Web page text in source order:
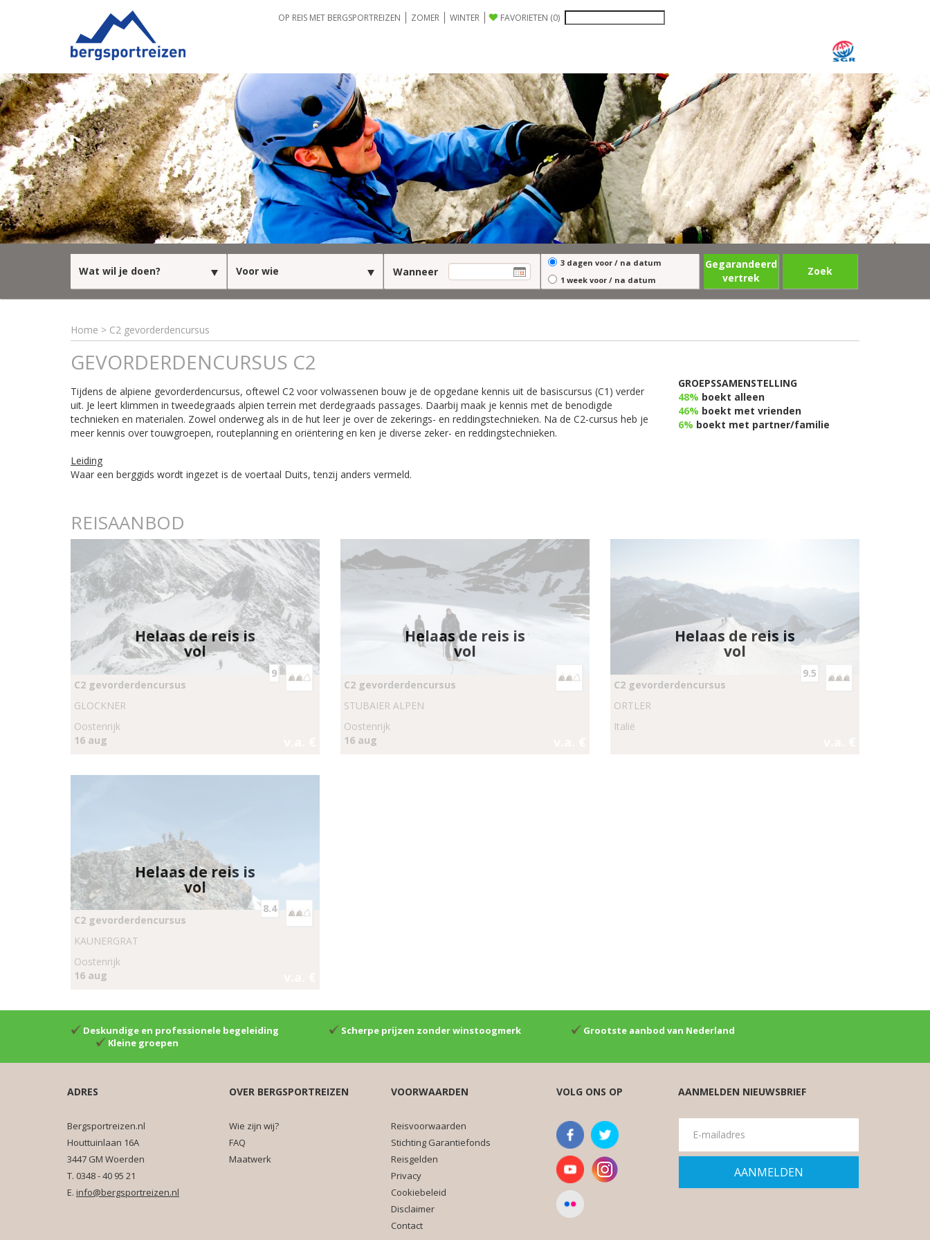
OP REIS MET BERGSPORTREIZEN ZOMER WINTER FAVORIETEN (0)
Wat wil je doen? Voor wie Wanneer
3 dagen voor / na datum
1 week voor / na datum
Gegarandeerd
vertrek
Zoek
Home > C2 gevorderdencursus
GEVORDERDENCURSUS C2
Tijdens de alpiene gevorderdencursus, oftewel C2 voor volwassenen bouw je de opgedane kennis uit de basiscursus (C1) verder
uit. Je leert klimmen in tweedegraads alpien terrein met derdegraads passages. Daarbij maak je kennis met de benodigde
technieken en materialen. Zowel onderweg als in de hut leer je over de zekerings- en reddingstechnieken. Na de C2-cursus heb je
meer kennis over touwgroepen, routeplanning en oriëntering en ken je diverse zeker- en reddingstechnieken.
Leiding
Waar een berggids wordt ingezet is de voertaal Duits, tenzij anders vermeld.
GROEPSSAMENSTELLING
48% boekt alleen
46% boekt met vrienden
6% boekt met partner/familie
REISAANBOD
Helaas de reis is
vol
9
C2 gevorderdencursus
GLOCKNER
Oostenrijk
16 aug
Helaas de reis is
vol
C2 gevorderdencursus
STUBAIER ALPEN
Oostenrijk
16 aug
Helaas de reis is
vol
9.5
C2 gevorderdencursus
ORTLER
Italië
Helaas de reis is
vol
8.4
C2 gevorderdencursus
KAUNERGRAT
Oostenrijk
16 aug
Deskundige en professionele begeleiding Scherpe prijzen zonder winstoogmerk
Grootste aanbod van Nederland
Kleine groepen
ADRES
Bergsportreizen.nl
Houttuinlaan 16A
3447 GM Woerden
T. 0348 - 40 95 21
E. info@bergsportreizen.nl
OVER BERGSPORTREIZEN
Wie zijn wij?
FAQ
Maatwerk
VOORWAARDEN
Reisvoorwaarden
Stichting Garantiefonds
Reisgelden
Privacy
Cookiebeleid
Disclaimer
Contact
VOLG ONS OP AANMELDEN NIEUWSBRIEF